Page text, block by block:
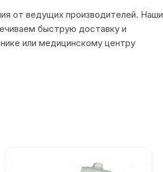
от ведущих производителей. Наши
быструю доставку и
или медицинскому центру